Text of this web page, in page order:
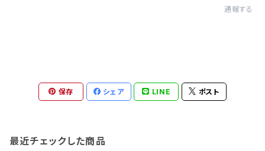
通報する
保存 シェア LINE ポスト
最近チェックした商品